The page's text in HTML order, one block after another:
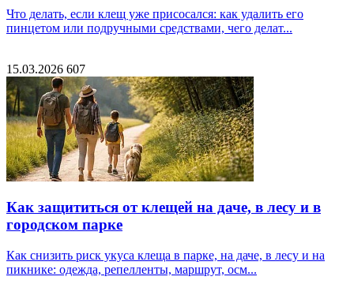
Что делать, если клещ уже присосался: как удалить его
пинцетом или подручными средствами, чего делат...
15.03.2026 607
Как защититься от клещей на даче, в лесу и в
городском парке
Как снизить риск укуса клеща в парке, на даче, в лесу и на
пикнике: одежда, репелленты, маршрут, осм...